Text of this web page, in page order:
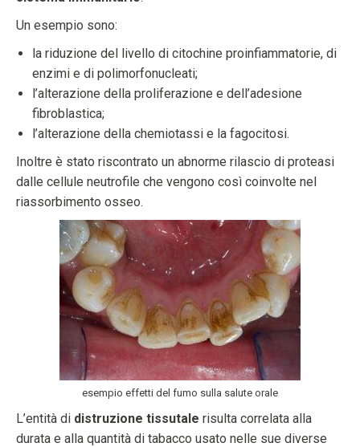
Un esempio sono:
la riduzione del livello di citochine proinfiammatorie, di
enzimi e di polimorfonucleati;
l’alterazione della proliferazione e dell’adesione
fibroblastica;
l’alterazione della chemiotassi e la fagocitosi.
Inoltre è stato riscontrato un abnorme rilascio di proteasi
dalle cellule neutrofile che vengono così coinvolte nel
riassorbimento osseo.
esempio effetti del fumo sulla salute orale
L’entità di distruzione tissutale risulta correlata alla
durata e alla quantità di tabacco usato nelle sue diverse